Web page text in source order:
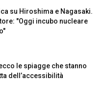
su Hiroshima e Nagasaki.
"Oggi incubo nucleare
le spiagge che stanno
dell’accessibilità